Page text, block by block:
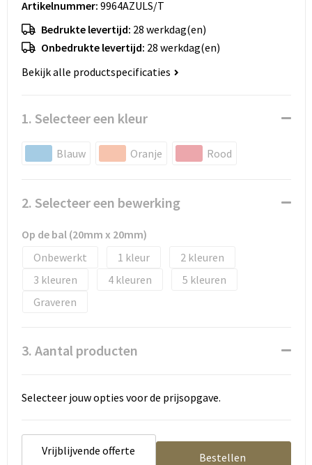
ICT
Landbouw
Reizen & recreatie
Scholen & Verenigingen
Sport
Huis, Tuin en Dier
Kantoor en bureauaccessoires
Geboorte, kinderen en speelgoed
Landbouw
Paraplu's en regenkleding
Schrijfwaren
Sport en Recreatie
Textiel
Bodywarmers en vesten
Broeken, rokken en jurken
Dekens, Fleecedekens en Kussens
Fluo - Veiligheid
Gebreide truien / Gilets
Kinderen
Kledingaccessoires
Hemden en blouses
Eco gifts
Business gift SETS
Reizen & Recreatie
Sport
Scholen & Vereniging
Wellness en zorg
Zorg & Welzijn
Artikelnummer: 9964AZULS/T
Bedrukte levertijd: 28 werkdag(en)
Onbedrukte levertijd: 28 werkdag(en)
Bekijk alle productspecificaties
1. Selecteer een kleur
Blauw Oranje Rood
2. Selecteer een bewerking
Op de bal (20mm x 20mm)
Onbewerkt
1
2
3
4
5
Graveren
3. Aantal producten
Selecteer jouw opties voor de prijsopgave.
Vrijblijvende offerte Bestellen